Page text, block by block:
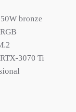
bronze
3070 Ti